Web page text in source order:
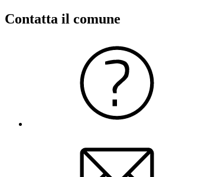
Contatta il comune